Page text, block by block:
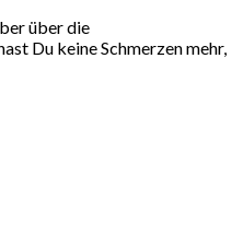
über die
Du keine Schmerzen mehr,